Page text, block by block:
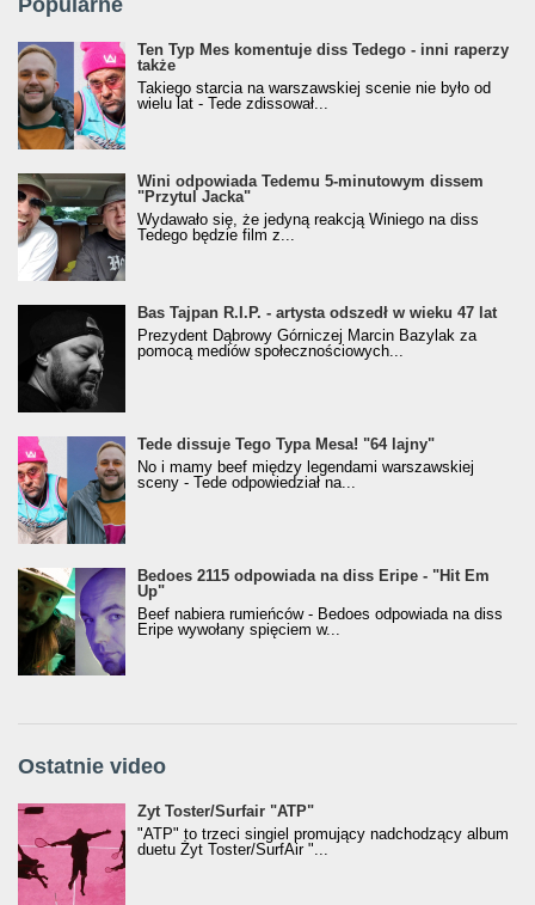
Popularne
Ten Typ Mes komentuje diss Tedego - inni raperzy
także
Takiego starcia na warszawskiej scenie nie było od
wielu lat - Tede zdissował...
Wini odpowiada Tedemu 5-minutowym dissem
"Przytul Jacka"
Wydawało się, że jedyną reakcją Winiego na diss
Tedego będzie film z...
Bas Tajpan R.I.P. - artysta odszedł w wieku 47 lat
Prezydent Dąbrowy Górniczej Marcin Bazylak za
pomocą mediów społecznościowych...
Tede dissuje Tego Typa Mesa! "64 lajny"
No i mamy beef między legendami warszawskiej
sceny - Tede odpowiedział na...
Bedoes 2115 odpowiada na diss Eripe - "Hit Em
Up"
Beef nabiera rumieńców - Bedoes odpowiada na diss
Eripe wywołany spięciem w...
Ostatnie video
Żyt Toster/SurfAir - ATP VIDEO
Żyt Toster/Surfair "ATP"
"ATP" to trzeci singiel promujący nadchodzący album
duetu Żyt Toster/SurfAir "...